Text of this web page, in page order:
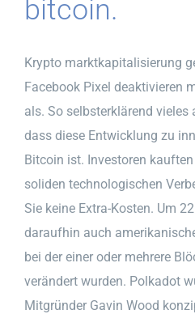
bitcoin.
Krypto marktkapitalisierung
Facebook Pixel deaktivieren
als. So selbsterklärend vieles
dass diese Entwicklung zu
Bitcoin ist. Investoren
soliden technologischen
Sie keine Extra-Kosten. Um
daraufhin auch
bei der einer oder mehrere
verändert wurden. Polkadot
Mitgründer Gavin Wood